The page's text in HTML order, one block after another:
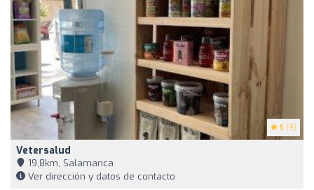
5 (9)
Vetersalud
19,8km, Salamanca
Ver dirección y datos de contacto